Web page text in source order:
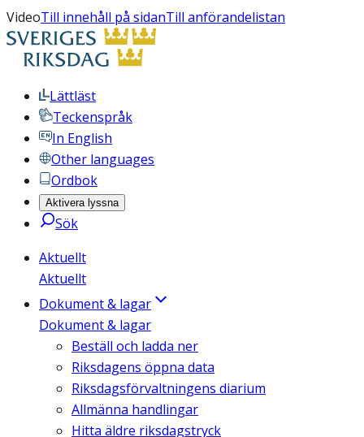
VideoTill innehåll på sidanTill anförandelistan
Lättläst
Teckenspråk
In English
Other languages
Ordbok
Aktivera lyssna
Sök
Aktuellt
Aktuellt
Dokument & lagar
Dokument & lagar
Beställ och ladda ner
Riksdagens öppna data
Riksdagsförvaltningens diarium
Allmänna handlingar
Hitta äldre riksdagstryck